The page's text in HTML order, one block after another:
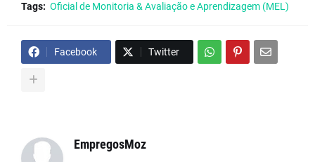
Tags: Oficial de Monitoria & Avaliação e Aprendizagem (MEL)
Facebook Twitter
EmpregosMoz